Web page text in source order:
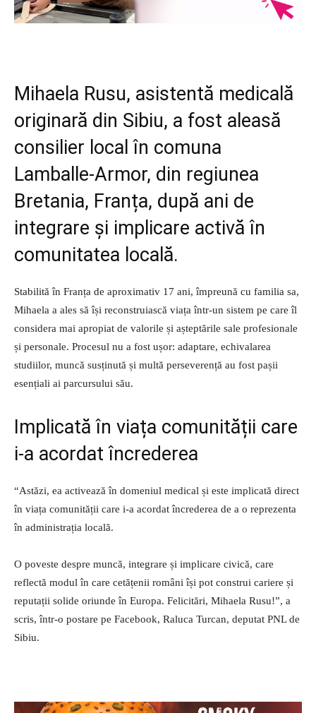
Mihaela Rusu, asistentă medicală
originară din Sibiu, a fost aleasă
consilier local în comuna
Lamballe-Armor, din regiunea
Bretania, Franța, după ani de
integrare și implicare activă în
comunitatea locală.
Stabilită în Franța de aproximativ 17 ani, împreună cu familia sa,
Mihaela a ales să își reconstruiască viața într-un sistem pe care îl
considera mai apropiat de valorile și așteptările sale profesionale
și personale. Procesul nu a fost ușor: adaptare, echivalarea
studiilor, muncă susținută și multă perseverență au fost pașii
esențiali ai parcursului său.
Implicată în viața comunității care
i-a acordat încrederea
“Astăzi, ea activează în domeniul medical și este implicată direct
în viața comunității care i-a acordat încrederea de a o reprezenta
în administrația locală.
O poveste despre muncă, integrare și implicare civică, care
reflectă modul în care cetățenii români își pot construi cariere și
reputații solide oriunde în Europa. Felicitări, Mihaela Rusu!”, a
scris, într-o postare pe Facebook, Raluca Turcan, deputat PNL de
Sibiu.